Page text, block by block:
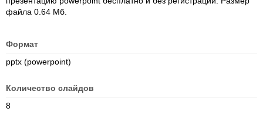
файла 0.64 Мб.
Формат
pptx (powerpoint)
Количество слайдов
8